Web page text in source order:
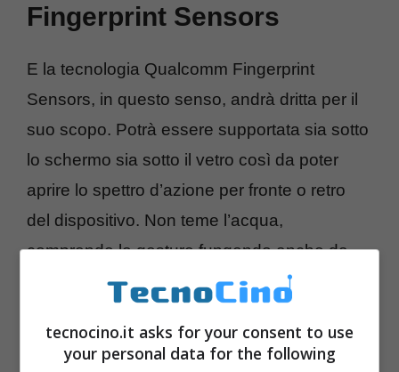
Fingerprint Sensors
E la tecnologia Qualcomm Fingerprint
Sensors, in questo senso, andrà dritta per il
suo scopo. Potrà essere supportata sia sotto
lo schermo sia sotto il vetro così da poter
aprire lo spettro d’azione per fronte o retro
del dispositivo. Non teme l’acqua,
comprende le gesture fungendo anche da
pulsante multifunzione e può anche andare a
sanguignoper fare da supporto anche alle
tecnocino.it asks for your consent to use
your personal data for the following